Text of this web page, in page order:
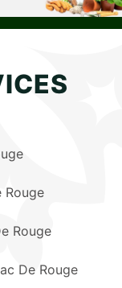
Rouge
Rouge
De Rouge